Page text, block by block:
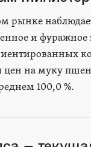
рынке
и
цен на муку
100,0 %.